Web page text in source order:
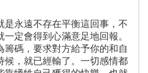
是永遠不存在平衡這回事，不
定會得到心滿意足地回報。
籌碼，要求對方給予你的和自
候，就已經輸了。一切感情都